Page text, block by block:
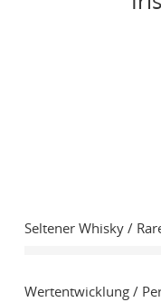
Seltener Whisky /
Wertentwicklung /